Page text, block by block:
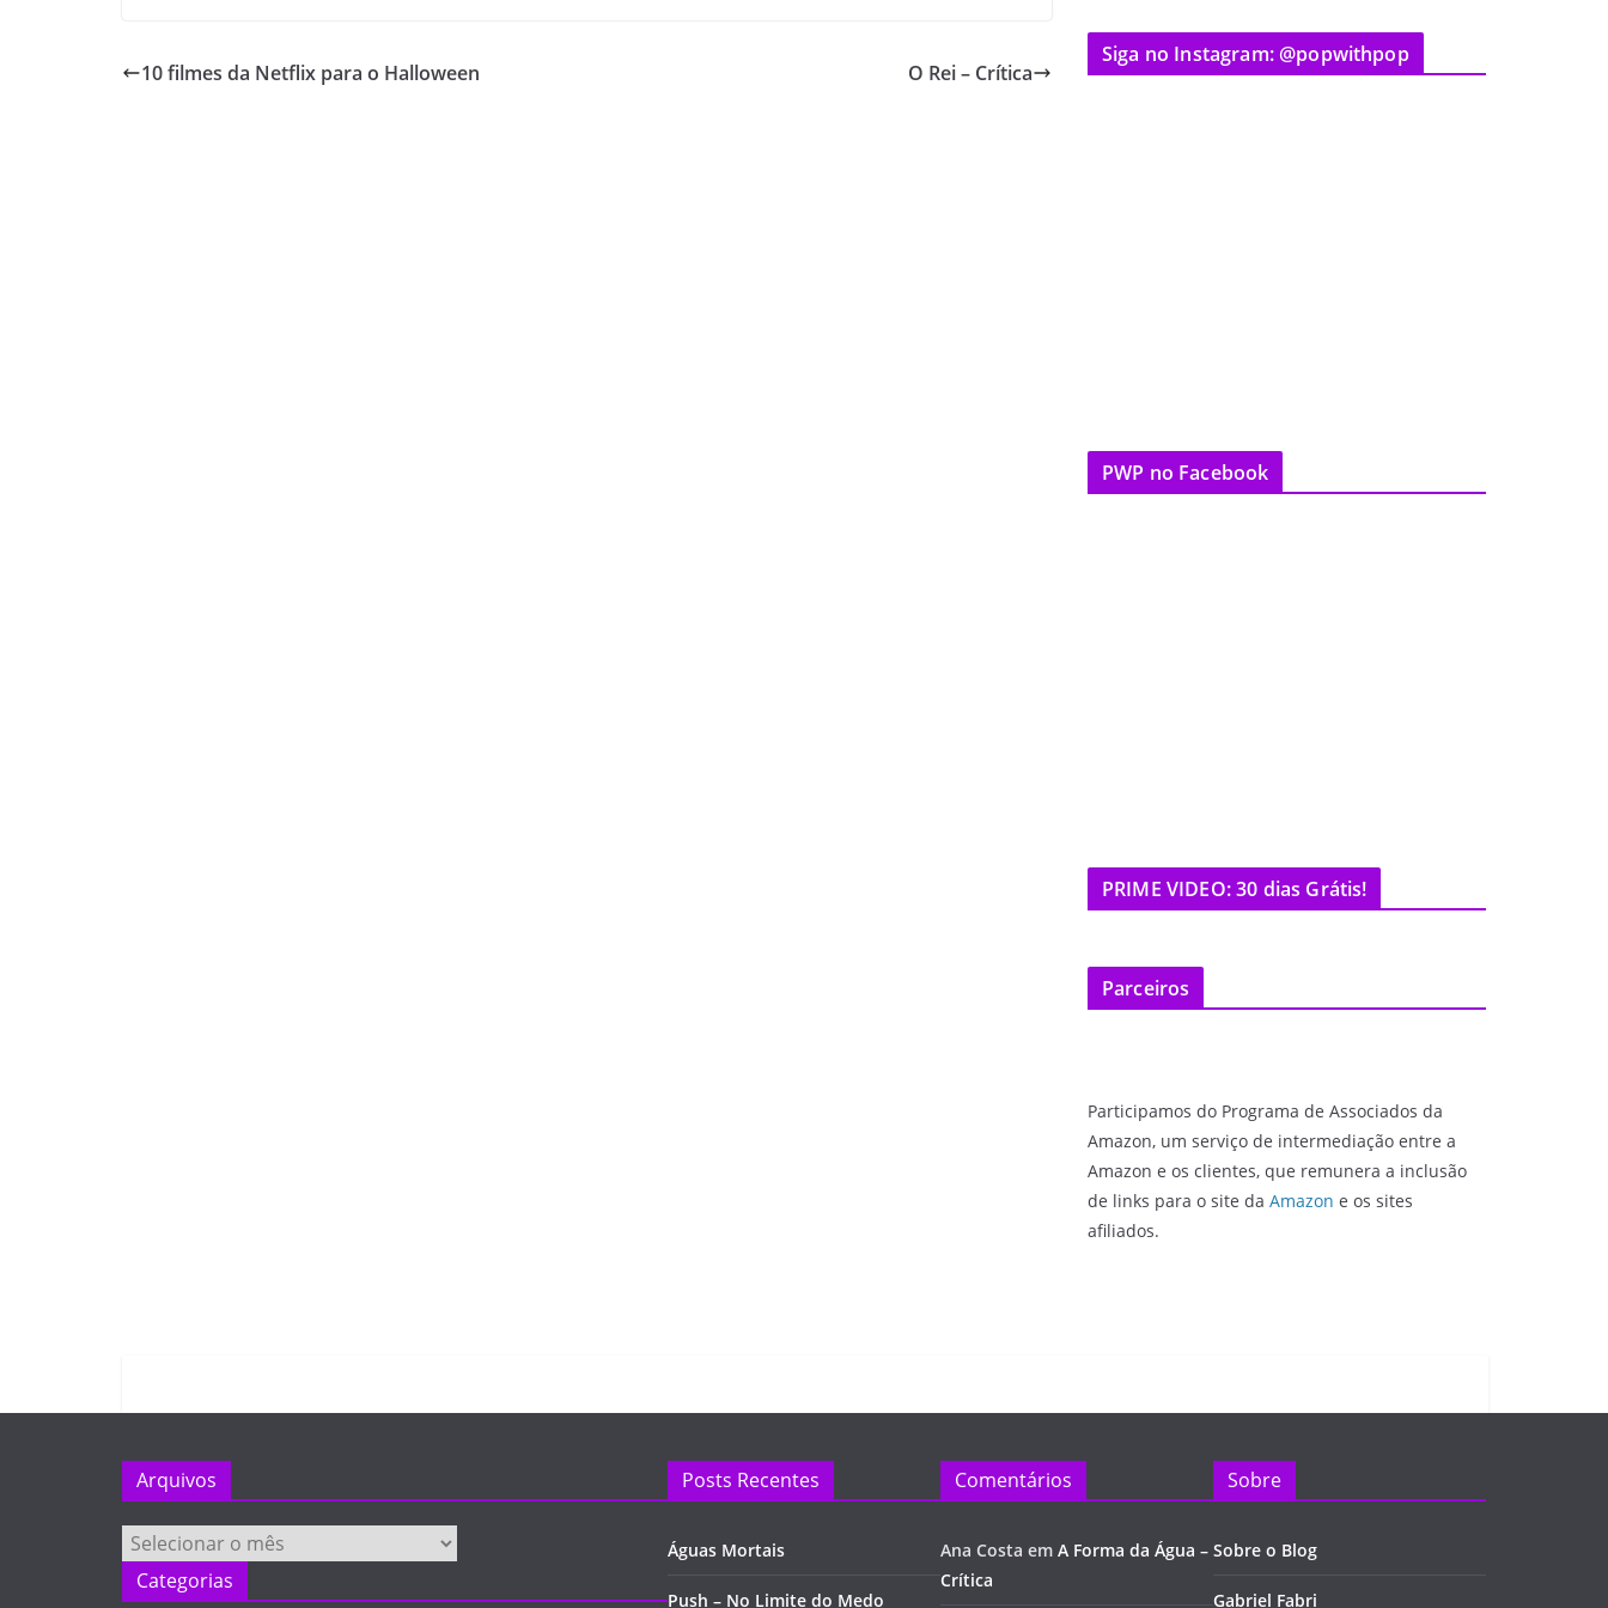
10 filmes da Netflix para o Halloween O Rei – Crítica
Siga no Instagram: @popwithpop
PWP no Facebook
PRIME VIDEO: 30 dias Grátis!
Parceiros
Participamos do Programa de Associados da
Amazon, um serviço de intermediação entre a
Amazon e os clientes, que remunera a inclusão
de links para o site da Amazon e os sites
afiliados.
Arquivos
Arquivos
Categorias
Posts Recentes
Águas Mortais
Push – No Limite do Medo
Comentários
Ana Costa em A Forma da Água –
Crítica
Sobre
Sobre o Blog
Gabriel Fabri